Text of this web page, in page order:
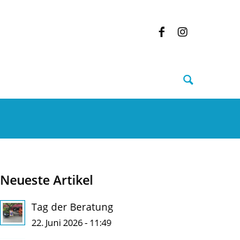
Neueste Artikel
Tag der Beratung
22. Juni 2026 - 11:49